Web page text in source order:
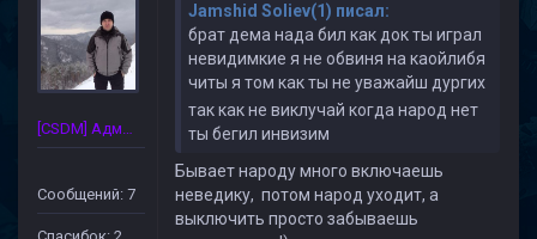
[CSDM] Администратор
Сообщений: 7
Jamshid Soliev(1) писал:
брат дема нада бил как док ты играл
невидимкие я не обвиня на каойлибя
читы я том как ты не уважайш дургих
так как не виклучай когда народ нет
ты бегил инвизим
Бывает народу много включаешь
неведику, потом народ уходит, а
выключить просто забываешь